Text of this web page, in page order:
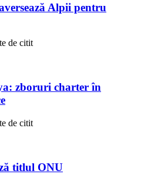
Alpii pentru
de citit
zboruri charter în
de citit
titlul ONU